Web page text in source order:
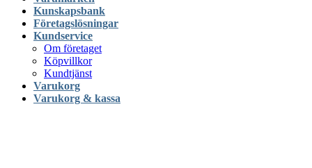
Kunskapsbank
Företagslösningar
Kundservice
Om företaget
Köpvillkor
Kundtjänst
Varukorg
Varukorg & kassa